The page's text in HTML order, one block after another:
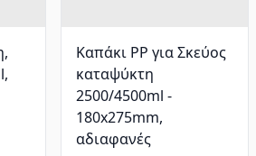
Καπάκι PP για Σκεύος
καταψύκτη
2500/4500ml -
180x275mm,
αδιαφανές